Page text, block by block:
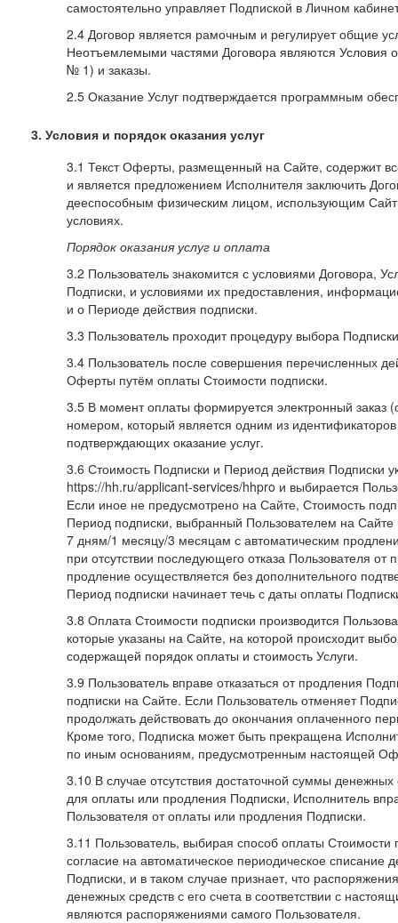
самостоятельно управляет Подпиской в Личном
2.4 Договор является рамочным и регулирует общие
Неотъемлемыми частями Договора являются Условия
№ 1) и заказы.
2.5 Оказание Услуг подтверждается программным
3. Условия и порядок оказания услуг
3.1 Текст Оферты, размещенный на Сайте, содержит
и является предложением Исполнителя заключить
дееспособным физическим лицом, использующим
условиях.
Порядок оказания услуг и оплата
3.2 Пользователь знакомится с условиями Договора,
Подписки, и условиями их предоставления,
и о Периоде действия подписки.
3.3 Пользователь проходит процедуру выбора
3.4 Пользователь после совершения перечисленных
Оферты путём оплаты Стоимости подписки.
3.5 В момент оплаты формируется электронный заказ
номером, который является одним из
подтверждающих оказание услуг.
3.6 Стоимость Подписки и Период действия Подписки
https://hh.ru/applicant-services/hhpro и выбирается
Если иное не предусмотрено на Сайте, Стоимость
Период подписки, выбранный Пользователем на
7 дням/1 месяцу/3 месяцам с автоматическим
при отсутствии последующего отказа Пользователя от
продление осуществляется без дополнительного
Период подписки начинает течь с даты оплаты
3.8 Оплата Стоимости подписки производится
которые указаны на Сайте, на которой происходит
содержащей порядок оплаты и стоимость Услуги.
3.9 Пользователь вправе отказаться от продления
подписки на Сайте. Если Пользователь отменяет
продолжать действовать до окончания оплаченного
Кроме того, Подписка может быть прекращена
по иным основаниям, предусмотренным настоящей
3.10 В случае отсутствия достаточной суммы денежных
для оплаты или продления Подписки, Исполнитель
Пользователя от оплаты или продления Подписки.
3.11 Пользователь, выбирая способ оплаты Стоимости
согласие на автоматическое периодическое списание
Подписки, и в таком случае признает, что
денежных средств с его счета в соответствии с
являются распоряжениями самого Пользователя.